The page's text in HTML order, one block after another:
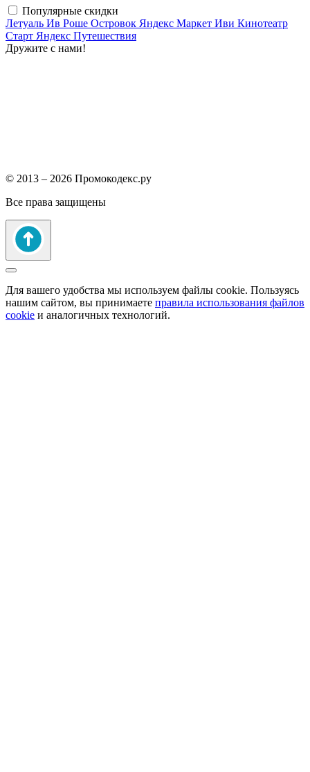
Популярные скидки
Летуаль Ив Роше Островок Яндекс Маркет Иви Кинотеатр
Старт Яндекс Путешествия
Дружите с нами!
© 2013 – 2026 Промокодекс.ру
Все права защищены
Для вашего удобства мы используем файлы cookie. Пользуясь
нашим сайтом, вы принимаете правила использования файлов
cookie и аналогичных технологий.